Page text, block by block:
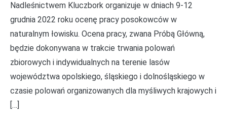
Nadleśnictwem Kluczbork organizuje w dniach 9-12
grudnia 2022 roku ocenę pracy posokowców w
naturalnym łowisku. Ocena pracy, zwana Próbą Główną,
będzie dokonywana w trakcie trwania polowań
zbiorowych i indywidualnych na terenie lasów
województwa opolskiego, śląskiego i dolnośląskiego w
czasie polowań organizowanych dla myśliwych krajowych i
[…]